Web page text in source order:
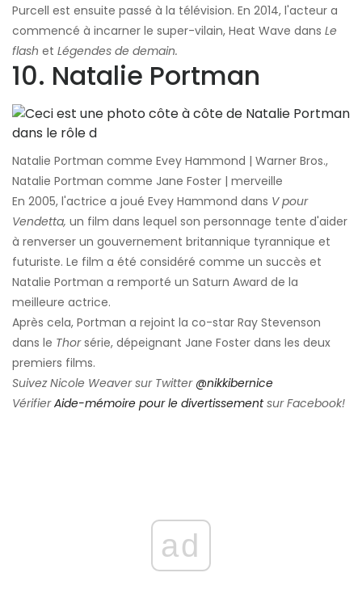
Purcell est ensuite passé à la télévision. En 2014, l'acteur a
commencé à incarner le super-vilain, Heat Wave dans Le
flash et Légendes de demain.
10. Natalie Portman
Natalie Portman comme Evey Hammond | Warner Bros.,
Natalie Portman comme Jane Foster | merveille
En 2005, l'actrice a joué Evey Hammond dans V pour
Vendetta, un film dans lequel son personnage tente d'aider
à renverser un gouvernement britannique tyrannique et
futuriste. Le film a été considéré comme un succès et
Natalie Portman a remporté un Saturn Award de la
meilleure actrice.
Après cela, Portman a rejoint la co-star Ray Stevenson
dans le Thorsérie, dépeignant Jane Foster dans les deux
premiers films.
Suivez Nicole Weaver sur Twitter @nikkibernice
VérifierAide-mémoire pour le divertissementsur Facebook!
ad